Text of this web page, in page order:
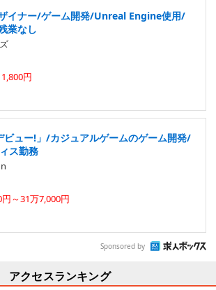
イナー/ゲーム開発/Unreal Engine使用/
業なし
円
ビュー!」/カジュアルゲームのゲーム開発/
ス勤務
～31万7,000円
Sponsored by
アクセスランキング